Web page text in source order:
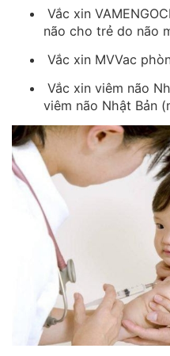
Vắc xin
não cho trẻ do não
Vắc xin MVVac
Vắc xin viêm não
viêm não Nhật Bản